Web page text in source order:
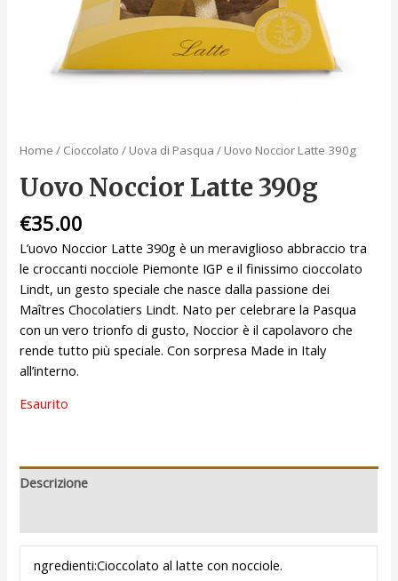
Home / Cioccolato / Uova di Pasqua / Uovo Noccior Latte 390g
Uovo Noccior Latte 390g
€35.00
L’uovo Noccior Latte 390g è un meraviglioso abbraccio tra
le croccanti nocciole Piemonte IGP e il finissimo cioccolato
Lindt, un gesto speciale che nasce dalla passione dei
Maîtres Chocolatiers Lindt. Nato per celebrare la Pasqua
con un vero trionfo di gusto, Noccior è il capolavoro che
rende tutto più speciale. Con sorpresa Made in Italy
all’interno.
Esaurito
Descrizione
ngredienti:Cioccolato al latte con nocciole.